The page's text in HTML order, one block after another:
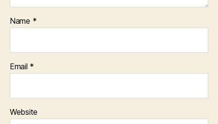
Name *
Email *
Website